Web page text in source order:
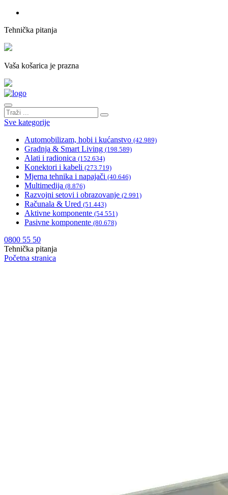
Tehnička pitanja
Vaša košarica je prazna
Sve kategorije
Automobilizam, hobi i kućanstvo (42.989)
Gradnja & Smart Living (198.589)
Alati i radionica (152.634)
Konektori i kabeli (273.719)
Mjerna tehnika i napajači (40.646)
Multimedija (8.876)
Razvojni setovi i obrazovanje (2.991)
Računala & Ured (51.443)
Aktivne komponente (54.551)
Pasivne komponente (80.678)
0800 55 50
Tehnička pitanja
Početna stranica